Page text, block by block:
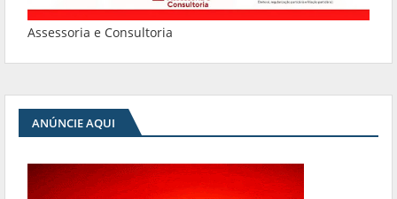
Assessoria e Consultoria
ANÚNCIE AQUI